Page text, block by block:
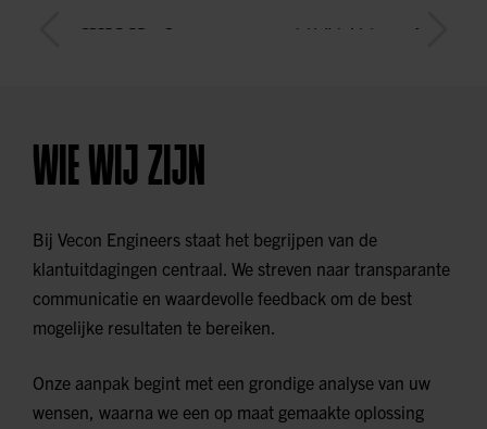
WIE WIJ ZIJN
Bij Vecon Engineers staat het begrijpen van de
klantuitdagingen centraal. We streven naar transparante
communicatie en waardevolle feedback om de best
mogelijke resultaten te bereiken.
Onze aanpak begint met een grondige analyse van uw
wensen, waarna we een op maat gemaakte oplossing